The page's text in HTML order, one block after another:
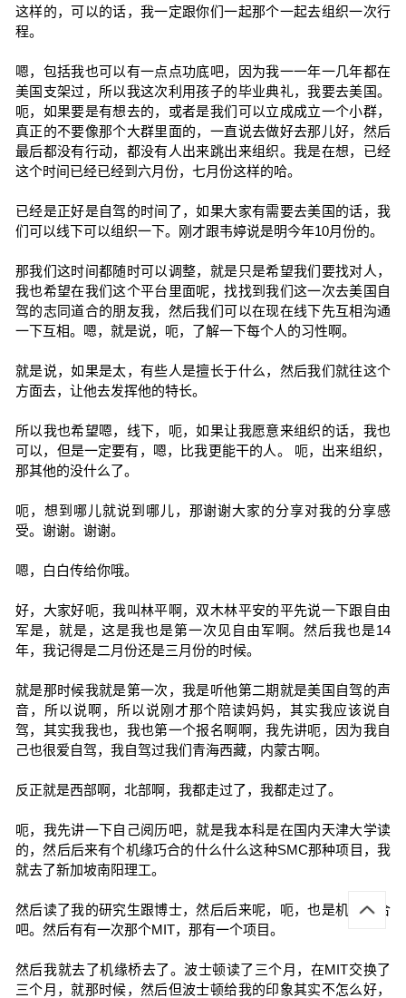
这样的，可以的话，我一定跟你们一起那个一起去组织一次行
程。
嗯，包括我也可以有一点点功底吧，因为我一一年一几年都在
美国支架过，所以我这次利用孩子的毕业典礼，我要去美国。
呃，如果要是有想去的，或者是我们可以立成成立一个小群，
真正的不要像那个大群里面的，一直说去做好去那儿好，然后
最后都没有行动，都没有人出来跳出来组织。我是在想，已经
这个时间已经已经到六月份，七月份这样的哈。
已经是正好是自驾的时间了，如果大家有需要去美国的话，我
们可以线下可以组织一下。刚才跟韦婷说是明今年10月份的。
那我们这时间都随时可以调整，就是只是希望我们要找对人，
我也希望在我们这个平台里面呢，找找到我们这一次去美国自
驾的志同道合的朋友我，然后我们可以在现在线下先互相沟通
一下互相。嗯，就是说，呃，了解一下每个人的习性啊。
就是说，如果是太，有些人是擅长于什么，然后我们就往这个
方面去，让他去发挥他的特长。
所以我也希望嗯，线下，呃，如果让我愿意来组织的话，我也
可以，但是一定要有，嗯，比我更能干的人。 呃，出来组织，
那其他的没什么了。
呃，想到哪儿就说到哪儿，那谢谢大家的分享对我的分享感
受。谢谢。谢谢。
嗯，白白传给你哦。
好，大家好呃，我叫林平啊，双木林平安的平先说一下跟自由
军是，就是，这是我也是第一次见自由军啊。然后我也是14
年，我记得是二月份还是三月份的时候。
就是那时候我就是第一次，我是听他第二期就是美国自驾的声
音，所以说啊，所以说刚才那个陪读妈妈，其实我应该说自
驾，其实我我也，我也第一个报名啊啊，我先讲呃，因为我自
己也很爱自驾，我自驾过我们青海西藏，内蒙古啊。
反正就是西部啊，北部啊，我都走过了，我都走过了。
呃，我先讲一下自己阅历吧，就是我本科是在国内天津大学读
的，然后后来有个机缘巧合的什么什么这种SMC那种项目，我
就去了新加坡南阳理工。
然后读了我的研究生跟博士，然后后来呢，呃，也是机缘巧合
吧。然后有有一次那个MIT，那有一个项目。
然后我就去了机缘桥去了。波士顿读了三个月，在MIT交换了
三个月，就那时候，然后但波士顿给我的印象其实不怎么好，